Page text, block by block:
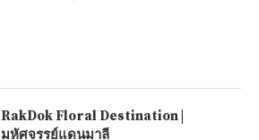
RakDok Floral Destination |
มหัศจรรย์แดนมาลี